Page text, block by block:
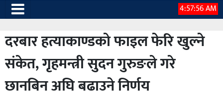
4:57:57 AM
दरबार हत्याकाण्डको फाइल फेरि खुल्ने
संकेत, गृहमन्त्री सुदन गुरुङले गरे
छानबिन अघि बढाउने निर्णय